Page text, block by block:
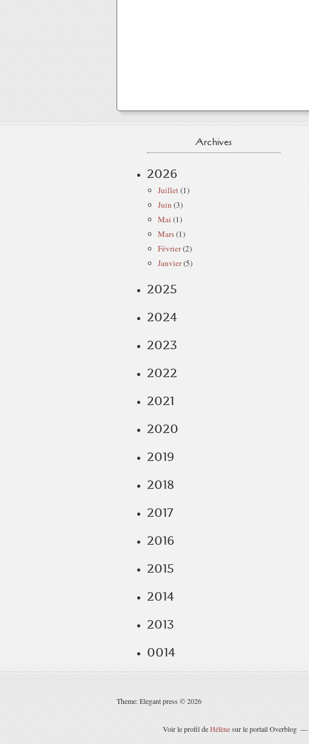
Archives
2026
Juillet(1)
Juin (3)
Mai (1)
Mars(1)
Février(2)
Janvier(5)
2025
2024
2023
2022
2021
2020
2019
2018
2017
2016
2015
2014
2013
0014
Theme: Elegant press © 2026
Voir le profil deHélènesur le portail Overblog